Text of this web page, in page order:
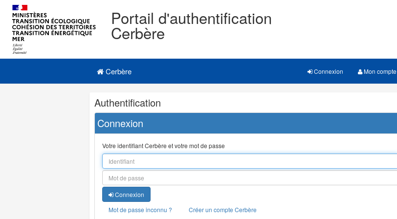
Portail d'authentification
Cerbère
Navigation
Menu principal
Cerbère Connexion Mon compte
Navigation
et
outils
annexes
Authentification
Connexion
Votre identifiant Cerbère et votre mot de passe
Connexion
Mot de passe inconnu ?
Créer un compte Cerbère